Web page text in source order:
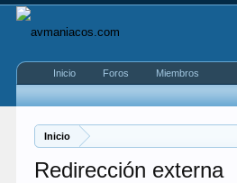
Inicio
Redirección externa
Inicio Foros Miembros